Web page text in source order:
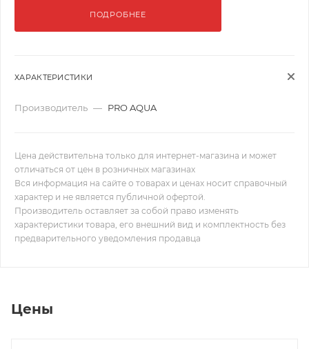
ПОДРОБНЕЕ
ХАРАКТЕРИСТИКИ
Производитель — PRO AQUA
Цена действительна только для интернет-магазина и может
отличаться от цен в розничных магазинах
Вся информация на сайте о товарах и ценах носит справочный
характер и не является публичной офертой.
Производитель оставляет за собой право изменять
характеристики товара, его внешний вид и комплектность без
предварительного уведомления продавца
Цены